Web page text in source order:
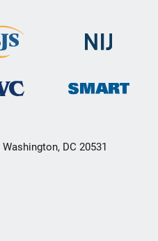
DC 20531